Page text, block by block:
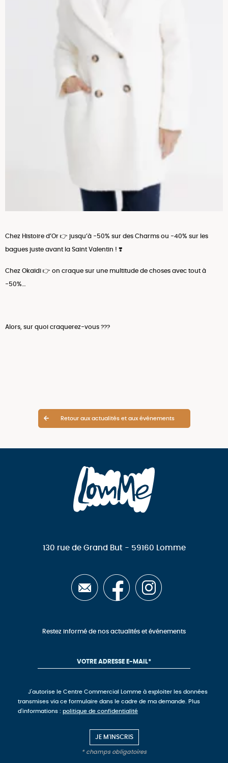
Chez Histoire d’Or 👉 jusqu’à -50% sur des Charms ou -40% sur les
bagues juste avant la Saint Valentin ! ❣️
Chez Okaïdi 👉 on craque sur une multitude de choses avec tout à
-50%…
Alors, sur quoi craquerez-vous ???
Retour aux actualités et aux événements
130 rue de Grand But - 59160 Lomme
Restez informé de nos actualités et événements
J'autorise le Centre Commercial Lomme à exploiter les données
transmises via ce formulaire dans le cadre de ma demande. Plus
d'informations : politique de confidentialité
* champs obligatoires